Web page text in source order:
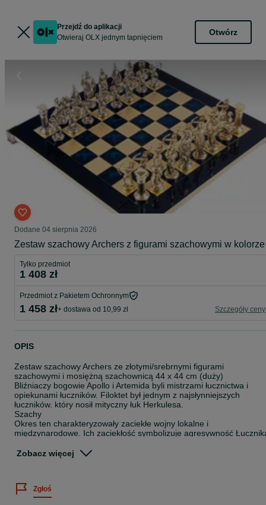
Przejdź do aplikacji
Otwieraj OLX jednym tapnięciem
Otwórz
Dodane 04 sierpnia 2026
Zestaw szachowy Archers z figurami szachowymi w kolorze
Tylko przedmiot
1 408 zł
Przedmiot z Pakietem Ochronnym
1 458 zł+ dostawa od 10,99 zł Szczegóły ceny
OPIS
Zestaw szachowy Archers ze złotymi/srebrnymi figurami
szachowymi i mosiężną szachownicą 44 x 44 cm (duży)
Bliźniaczy bogowie Apollo i Artemida byli mistrzami łucznictwa i
opiekunami łuczników. Filoktet był jednym z najsłynniejszych
łuczników. który nosił mityczny łuk Herkulesa.
Szachy
Okres ten charakteryzowały zaciekłe wojny lokalne i
międzynarodowe. Ich zaciekłość symbolizuje agresywność
niekwestionowane przywództwo. Biskup ujawnia swoje
Drewniana obudowa z miejscem do przechowywania
Zobacz więcej
Zgłoś